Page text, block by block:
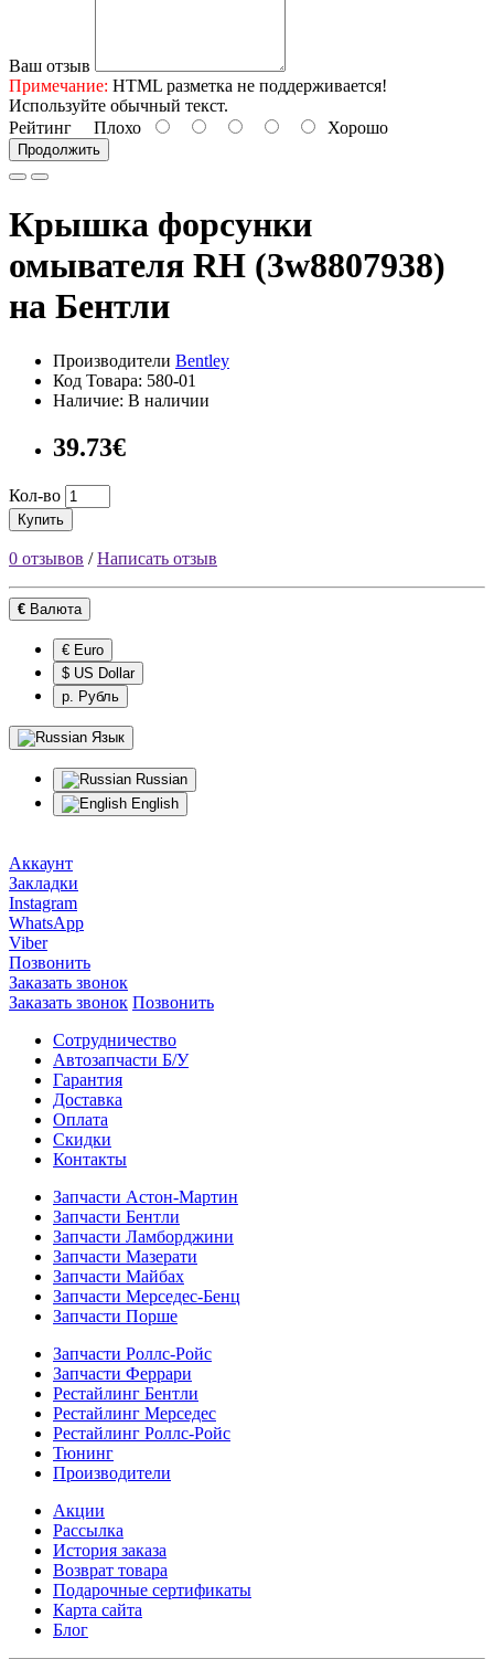
Ваш отзыв
Примечание: HTML разметка не поддерживается!
Используйте обычный текст.
Рейтинг Плохо Хорошо
Продолжить
Крышка форсунки
омывателя RH (3w8807938)
на Бентли
Производители Bentley
Код Товара: 580-01
Наличие: В наличии
39.73€
Кол-во
Купить
0 отзывов /Написать отзыв
€ Валюта
€ Euro
$ US Dollar
р. Рубль
Язык
Russian
English
Аккаунт
Закладки
Instagram
WhatsApp
Viber
Позвонить
Заказать звонок
Заказать звонок Позвонить
Сотрудничество
Автозапчасти Б/У
Гарантия
Доставка
Оплата
Скидки
Контакты
Запчасти Астон-Мартин
Запчасти Бентли
Запчасти Ламборджини
Запчасти Мазерати
Запчасти Майбах
Запчасти Мерседес-Бенц
Запчасти Порше
Запчасти Роллс-Ройс
Запчасти Феррари
Рестайлинг Бентли
Рестайлинг Мерседес
Рестайлинг Роллс-Ройс
Тюнинг
Производители
Акции
Рассылка
История заказа
Возврат товара
Подарочные сертификаты
Карта сайта
Блог